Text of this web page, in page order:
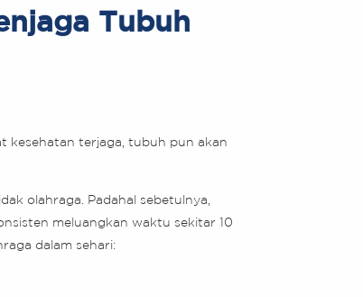
Tubuh
kesehatan terjaga, tubuh pun akan
olahraga. Padahal sebetulnya,
meluangkan waktu sekitar 10
dalam sehari: